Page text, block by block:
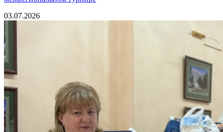
03.07.2026